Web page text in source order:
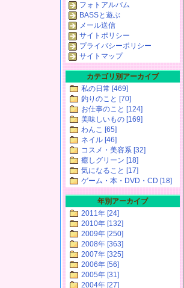
フォトアルバム
BASSと遊ぶ
メール送信
サイトポリシー
プライバシーポリシー
サイトマップ
カテゴリ別アーカイブ
私の日常 [469]
釣りのこと [70]
お仕事のこと [124]
美味しいもの [169]
わんこ [65]
ネイル [46]
コスメ・美容系 [32]
癒しグリーン [18]
気になること [17]
ゲーム・本・DVD・CD [18]
年別アーカイブ
2011年 [24]
2010年 [132]
2009年 [250]
2008年 [363]
2007年 [325]
2006年 [56]
2005年 [31]
2004年 [27]